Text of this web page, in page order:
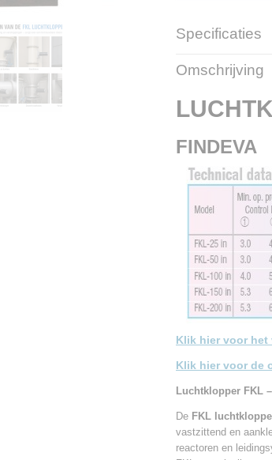
Specificaties
Netto gewicht
Bruto gewicht
Omschrijving
FINDEVA
Klik hier voor het
Klik hier voor de
Luchtklopper FKL
De FKL
vastzittend en
reactoren en